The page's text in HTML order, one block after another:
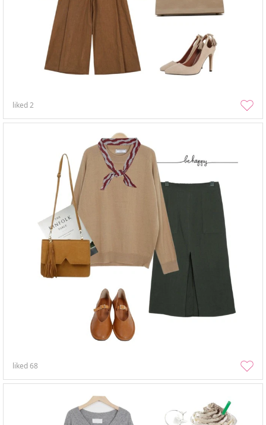
liked2
liked68